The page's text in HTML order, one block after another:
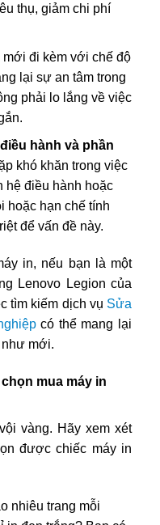
thụ, giảm chi phí
mới đi kèm với chế độ
lại sự an tâm trong
phải lo lắng về việc
hành và phần
khó khăn trong việc
hệ điều hành hoặc
hoặc hạn chế tính
để vấn đề này.
in, nếu bạn là một
Lenovo Legion của
tìm kiếm dịch vụ Sửa
có thể mang lại
mới.
mua máy in
vàng. Hãy xem xét
được chiếc máy in
nhiêu trang mỗi